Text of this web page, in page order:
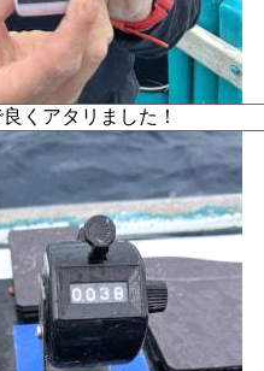
良くアタリました！